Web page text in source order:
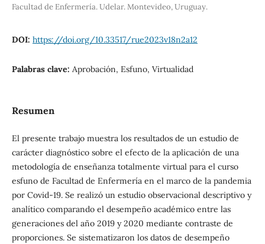
Facultad de Enfermería. Udelar. Montevideo, Uruguay.
DOI: https://doi.org/10.33517/rue2023v18n2a12
Palabras clave: Aprobación, Esfuno, Virtualidad
Resumen
El presente trabajo muestra los resultados de un estudio de
carácter diagnóstico sobre el efecto de la aplicación de una
metodología de enseñanza totalmente virtual para el curso
esfuno de Facultad de Enfermería en el marco de la pandemia
por Covid-19. Se realizó un estudio observacional descriptivo y
analítico comparando el desempeño académico entre las
generaciones del año 2019 y 2020 mediante contraste de
proporciones. Se sistematizaron los datos de desempeño